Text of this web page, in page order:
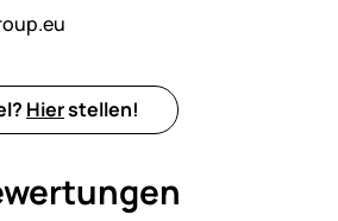
Hierstellen!